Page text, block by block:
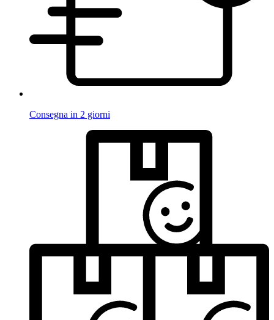
Consegna in 2 giorni